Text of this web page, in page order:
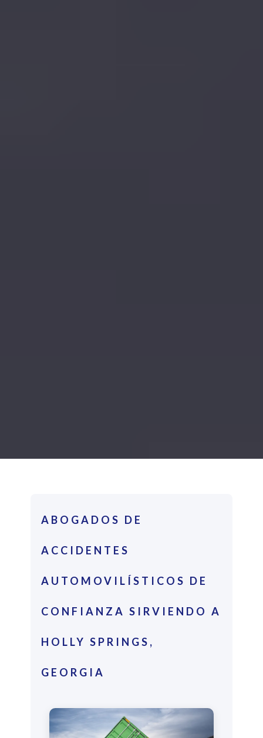
ABOGADOS DE
ACCIDENTES
AUTOMOVILÍSTICOS DE
CONFIANZA SIRVIENDO A
HOLLY SPRINGS,
GEORGIA